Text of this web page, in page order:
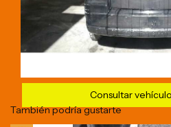
Consultar
También podría gustarte